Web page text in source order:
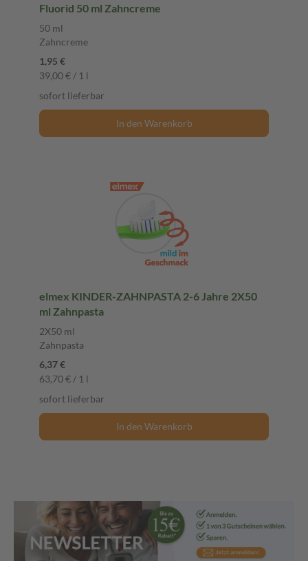
Fluorid 50 ml Zahncreme
50 ml
Zahncreme
1,95 €
39,00 € / 1 l
sofort lieferbar
In den Warenkorb
elmex KINDER-ZAHNPASTA 2-6 Jahre 2X50
ml Zahnpasta
2X50 ml
Zahnpasta
6,37 €
63,70 € / 1 l
sofort lieferbar
In den Warenkorb